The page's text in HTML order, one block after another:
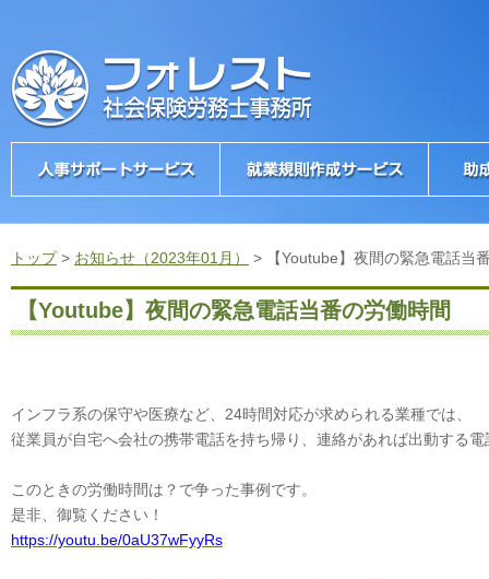
トップ> お知らせ（2023年01月） > 【Youtube】夜間の緊急電話当
【Youtube】夜間の緊急電話当番の労働時間
インフラ系の保守や医療など、24時間対応が求められる業種では、
従業員が自宅へ会社の携帯電話を持ち帰り、連絡があれば出動する
このときの労働時間は？で争った事例です。
是非、御覧ください！
https://youtu.be/0aU37wFyyRs